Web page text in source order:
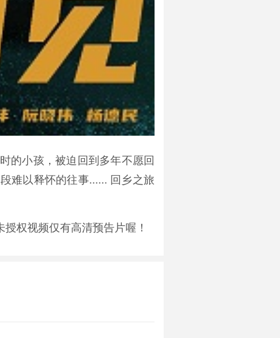
的小孩，被迫回到多年不愿回
难以释怀的往事...... 回乡之旅
权视频仅有高清预告片喔！